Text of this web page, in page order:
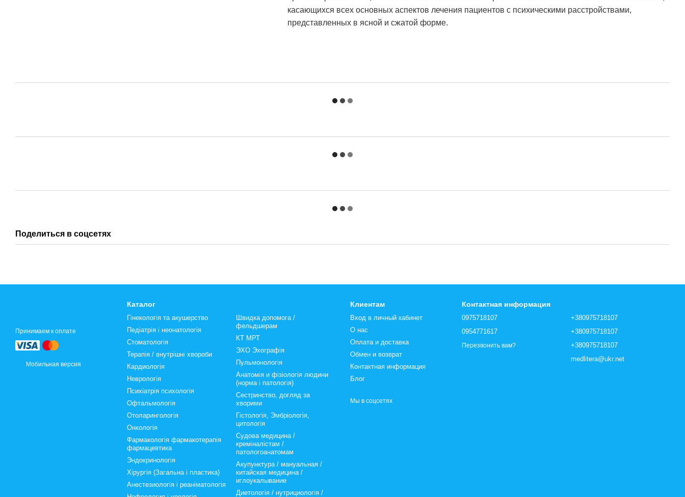
касающихся всех основных аспектов лечения пациентов с психическими расстройствами,
представленных в ясной и сжатой форме.
Поделиться в соцсетях
Принимаем к оплате
Мобильная версия
Каталог
Гінекологія та акушерство
Педіатрія і неонатологія
Стоматологія
Терапія / внутрішні хвороби
Кардиологія
Неврологія
Психіатрія психологія
Офтальмологія
Отоларингологія
Онкологія
Фармакологія фармакотерапія
фармацевтика
Эндокринологія
Хірургія (Загальна і пластика)
Анестезиологія і реаніматологія
Швидка допомога /
фельдшерам
КТ МРТ
ЭХО Эхографія
Пульмонологія
Анатомія и фізіологія людини
(норма і патологія)
Сестринство, догляд за
хворими
Гістологія, Эмбріологія,
цитологія
Судова медицина /
креміналістам /
патологоанатомам
Акупунктура / мануальная /
китайская медицина /
иглоукалывание
Диетологія / нутрициологія /
Клиентам
Вход в личный кабинет
О нас
Оплата и доставка
Обмен и возврат
Контактная информация
Блог
Мы в соцсетях
Контактная информация
0975718107
0954771617
Перезвонить вам?
+380975718107
+380975718107
+380975718107
medlitera@ukr.net